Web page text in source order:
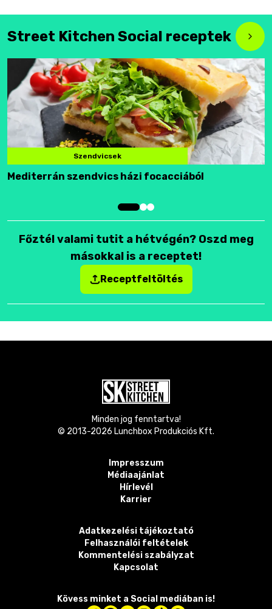
Street Kitchen Social receptek
Szendvicsek
Mediterrán szendvics házi focacciából
Főztél valami tutit a hétvégén? Oszd meg
másokkal is a receptet!
Receptfeltöltés
Minden jog fenntartva!
© 2013-2026 Lunchbox Produkciós Kft.
Impresszum
Médiaajánlat
Hírlevél
Karrier
Adatkezelési tájékoztató
Felhasználói feltételek
Kommentelési szabályzat
Kapcsolat
Kövess minket a Social mediában is!